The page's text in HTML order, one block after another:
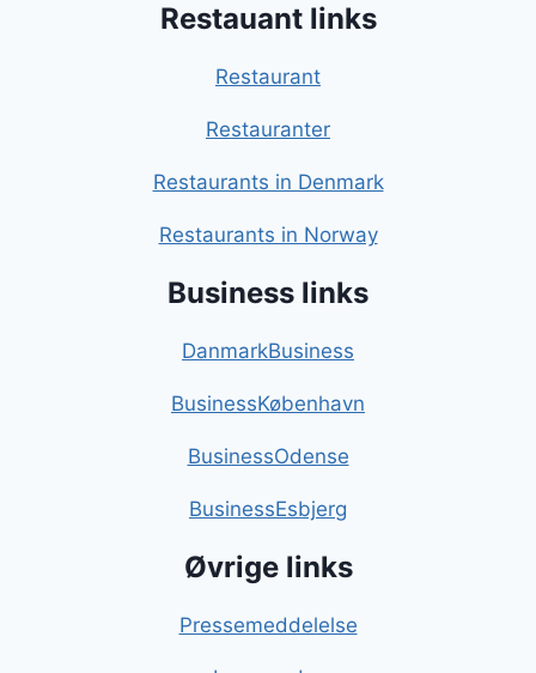
Restauant links
Restaurant
Restauranter
Restaurants in Denmark
Restaurants in Norway
Business links
DanmarkBusiness
BusinessKøbenhavn
BusinessOdense
BusinessEsbjerg
Øvrige links
Pressemeddelelse